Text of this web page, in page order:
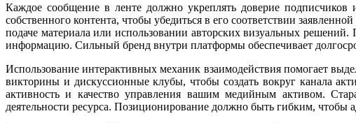
Каждое сообщение в ленте должно укреплять доверие подписчиков
собственного контента, чтобы убедиться в его соответствии
подаче материала или использовании авторских визуальных
информацию. Сильный бренд внутри платформы обеспечивает
Использование интерактивных механик взаимодействия помогает
викторины и дискуссионные клубы, чтобы создать вокруг канала
активность и качество управления вашим медийным активом.
деятельности ресурса. Позиционирование должно быть гибким,